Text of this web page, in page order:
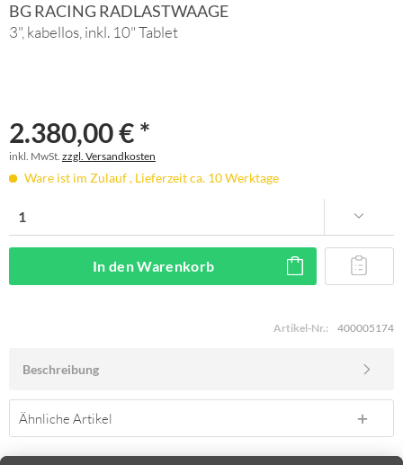
BG RACING RADLASTWAAGE
3", kabellos, inkl. 10" Tablet
2.380,00 € *
inkl. MwSt. zzgl. Versandkosten
Ware ist im Zulauf , Lieferzeit ca. 10 Werktage
In denWarenkorb
Artikel-Nr.: 400005174
Beschreibung
Ähnliche Artikel